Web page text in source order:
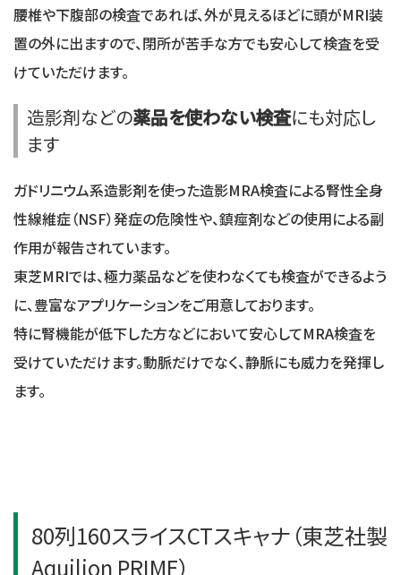
腰椎や下腹部の検査であれば、外が見えるほどに頭がMRI装
置の外に出ますので、閉所が苦手な方でも安心して検査を受
けていただけます。
造影剤などの薬品を使わない検査にも対応し
ます
ガドリニウム系造影剤を使った造影MRA検査による腎性全身
性線維症（NSF）発症の危険性や、鎮痙剤などの使用による副
作用が報告されています。
東芝MRIでは、極力薬品などを使わなくても検査ができるよう
に、豊富なアプリケーションをご用意しております。
特に腎機能が低下した方などにおいて安心してMRA検査を
受けていただけます。動脈だけでなく、静脈にも威力を発揮し
ます。
80列160スライスCTスキャナ（東芝社製
Aquilion PRIME）